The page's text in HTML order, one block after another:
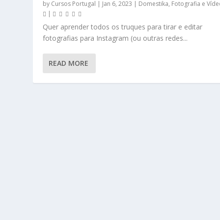
by Cursos Portugal | Jan 6, 2023 | Domestika, Fotografia e
|
Quer aprender todos os truques para tirar e editar
fotografias para Instagram (ou outras redes...
READ MORE